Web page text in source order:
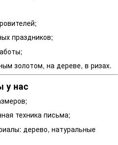
праздников;
золотом, на дереве, в ризах.
у нас
техника письма;
дерево, натуральные